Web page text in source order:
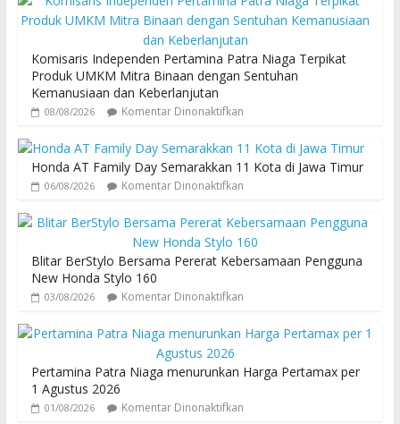
Komisaris Independen Pertamina Patra Niaga Terpikat
Produk UMKM Mitra Binaan dengan Sentuhan
Kemanusiaan dan Keberlanjutan
08/08/2026 Komentar Dinonaktifkan
Honda AT Family Day Semarakkan 11 Kota di Jawa Timur
06/08/2026 Komentar Dinonaktifkan
Blitar BerStylo Bersama Pererat Kebersamaan Pengguna
New Honda Stylo 160
03/08/2026 Komentar Dinonaktifkan
Pertamina Patra Niaga menurunkan Harga Pertamax per
1 Agustus 2026
01/08/2026 Komentar Dinonaktifkan